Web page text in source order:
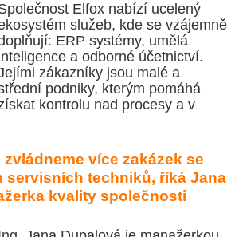
Elfox nabízí ucelený
služeb, kde se vzájemně
ERP systémy, umělá
a odborné účetnictví.
zákazníky jsou malé a
podniky, kterým pomáhá
kontrolu nad procesy a v
více zakázek se
servisních techniků, říká Jana
kvality společnosti